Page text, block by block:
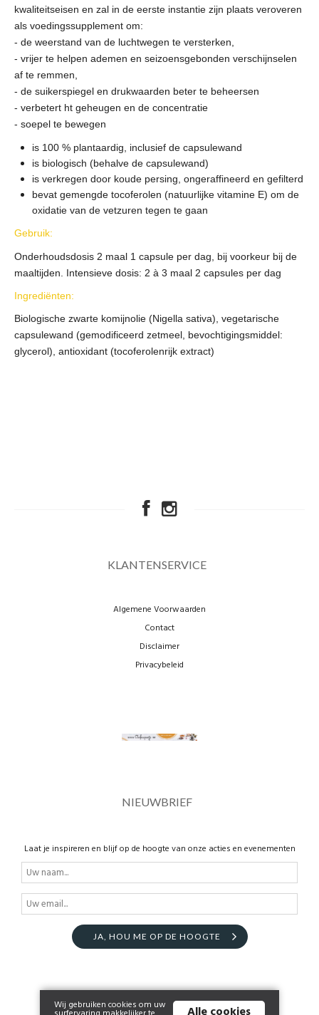
kwaliteitseisen en zal in de eerste instantie zijn plaats veroveren
als voedingssupplement om:
- de weerstand van de luchtwegen te versterken,
- vrijer te helpen ademen en seizoensgebonden verschijnselen
af te remmen,
- de suikerspiegel en drukwaarden beter te beheersen
- verbetert ht geheugen en de concentratie
- soepel te bewegen
is 100 % plantaardig, inclusief de capsulewand
is biologisch (behalve de capsulewand)
is verkregen door koude persing, ongeraffineerd en gefilterd
bevat gemengde tocoferolen (natuurlijke vitamine E) om de
oxidatie van de vetzuren tegen te gaan
Gebruik:
Onderhoudsdosis 2 maal 1 capsule per dag, bij voorkeur bij de
maaltijden. Intensieve dosis: 2 à 3 maal 2 capsules per dag
Ingrediënten:
Biologische zwarte komijnolie (Nigella sativa), vegetarische
capsulewand (gemodificeerd zetmeel, bevochtigingsmiddel:
glycerol), antioxidant (tocoferolenrijk extract)
KLANTENSERVICE
Algemene Voorwaarden
Contact
Disclaimer
Privacybeleid
NIEUWBRIEF
Laat je inspireren en blijf op de hoogte van onze acties en evenementen
JA, HOU ME OP DE HOOGTE
Wij gebruiken cookies om uw